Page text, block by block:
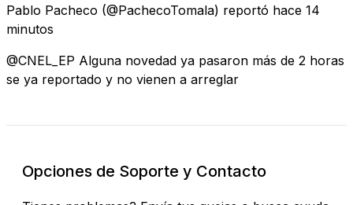
Pablo Pacheco (@PachecoTomala) reportó hace 14
minutos
@CNEL_EP Alguna novedad ya pasaron más de 2 horas
se ya reportado y no vienen a arreglar
Opciones de Soporte y Contacto